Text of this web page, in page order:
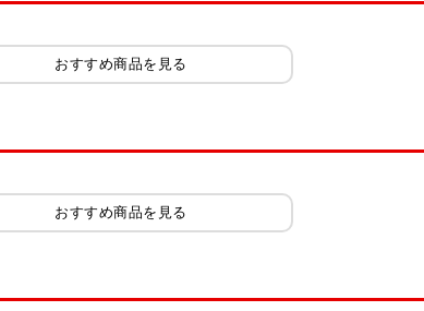
おすすめ商品を見る
おすすめ商品を見る